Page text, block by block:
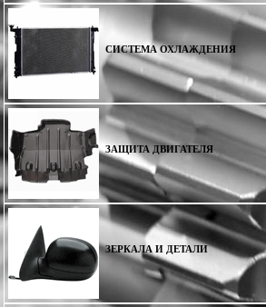
СИСТЕМА ОХЛАЖДЕНИЯ
ЗАЩИТА ДВИГАТЕЛЯ
ЗЕРКАЛА И ДЕТАЛИ